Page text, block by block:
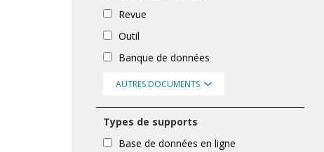
Revue
Outil
Banque de données
AUTRES DOCUMENTS
Types de supports
Base de données en ligne